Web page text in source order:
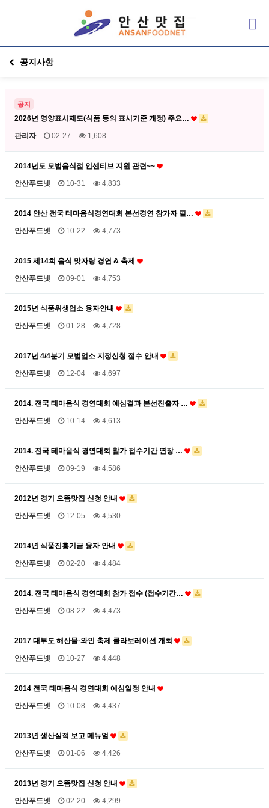
공지사항
공지
2026년 영양표시제도(식품 등의 표시기준 개정) 주요…
관리자 02-27 1,608
2014년도 모범음식점 인센티브 지원 관련~~
안산푸드넷 10-31 4,833
2014 안산 전국 테마음식경연대회 본선경연 참가자 필…
안산푸드넷 10-22 4,773
2015 제14회 음식 맛자랑 경연 & 축제
안산푸드넷 09-01 4,753
2015년 식품위생업소 융자안내
안산푸드넷 01-28 4,728
2017년 4/4분기 모범업소 지정신청 접수 안내
안산푸드넷 12-04 4,697
2014. 전국 테마음식 경연대회 예심결과 본선진출자 …
안산푸드넷 10-14 4,613
2014. 전국 테마음식 경연대회 참가 접수기간 연장 …
안산푸드넷 09-19 4,586
2012년 경기 으뜸맛집 신청 안내
안산푸드넷 12-05 4,530
2014년 식품진흥기금 융자 안내
안산푸드넷 02-20 4,484
2014. 전국 테마음식 경연대회 참가 접수 (접수기간…
안산푸드넷 08-22 4,473
2017 대부도 해산물·와인 축제 콜라보레이션 개최
안산푸드넷 10-27 4,448
2014 전국 테마음식 경연대회 예심일정 안내
안산푸드넷 10-08 4,437
2013년 생산실적 보고 메뉴얼
안산푸드넷 01-06 4,426
2013년 경기 으뜸맛집 신청 안내
안산푸드넷 02-20 4,299